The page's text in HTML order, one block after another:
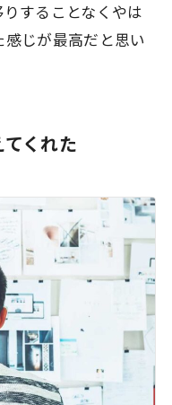
することなくやは
じが最高だと思い
くれた